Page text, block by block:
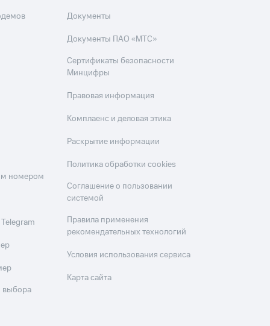
номером
выбора
Документы
Документы ПАО «МТС»
Сертификаты безопасности
Минцифры
Правовая информация
Комплаенс и деловая этика
Раскрытие информации
Политика обработки cookies
Соглашение о пользовании
системой
Правила применения
рекомендательных технологий
Условия использования сервиса
Карта сайта